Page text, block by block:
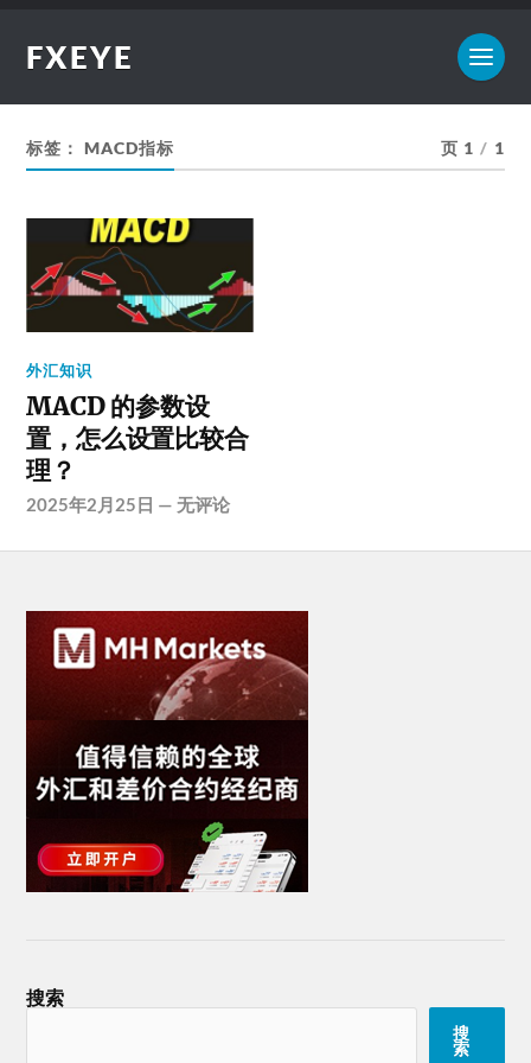
FXEYE
标签：MACD指标 页 1 / 1
外汇知识
MACD 的参数设
置，怎么设置比较合
理？
2025年2月25日 —无评论
搜索
搜
索